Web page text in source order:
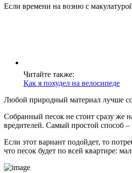
Если времени на возню с
Читайте также:
Как я похудел на велосипеде
Любой природный материал лучше
Собранный песок не стоит сразу же
вредителей. Самый простой способ –
Если этот вариант подойдет, то
что песок будет по всей квартире: